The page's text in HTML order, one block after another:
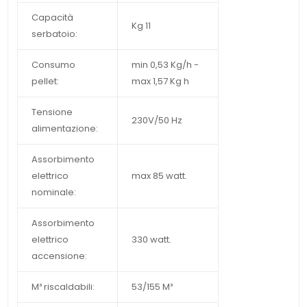
Capacità
serbatoio:
Kg 11
Consumo
pellet:
min 0,53 Kg/h -
max 1,57 Kg h
Tensione
alimentazione:
230V/50 Hz
Assorbimento
elettrico
nominale:
max 85 watt.
Assorbimento
elettrico
accensione:
330 watt.
M³ riscaldabili: 53/155 M³